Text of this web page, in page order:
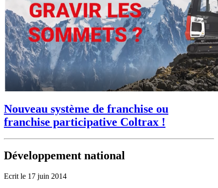
Nouveau système de franchise ou
franchise participative Coltrax !
Développement national
Ecrit le 17 juin 2014